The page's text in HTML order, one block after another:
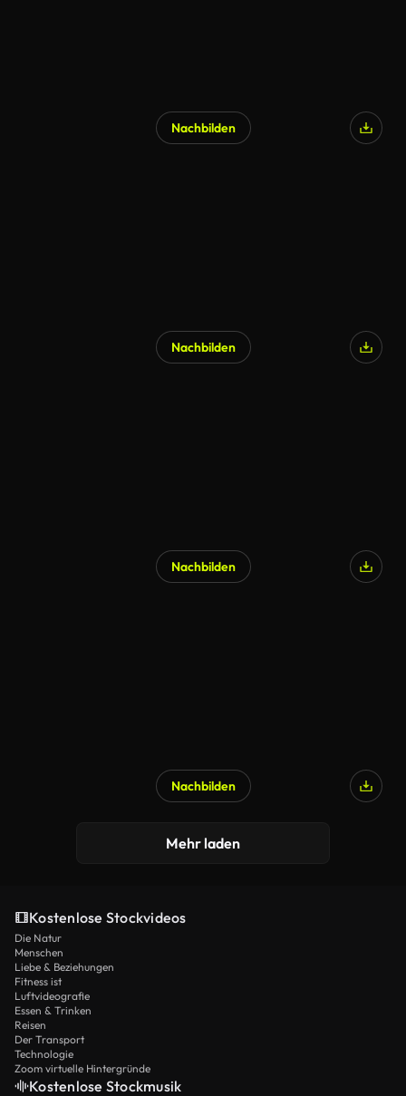
Nachbilden
Nachbilden
Nachbilden
Nachbilden
Mehr laden
Kostenlose Stockvideos
Die Natur
Menschen
Liebe & Beziehungen
Fitness ist
Luftvideografie
Essen & Trinken
Reisen
Der Transport
Technologie
Zoom virtuelle Hintergründe
Kostenlose Stockmusik